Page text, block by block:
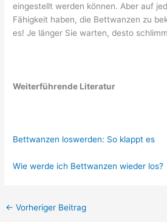
eingestellt werden können. Aber auf
Fähigkeit haben, die Bettwanzen zu
es! Je länger Sie warten, desto
Weiterführende Literatur
Bettwanzen loswerden: So klappt es
Wie werde ich Bettwanzen wieder los?
← Vorheriger Beitrag